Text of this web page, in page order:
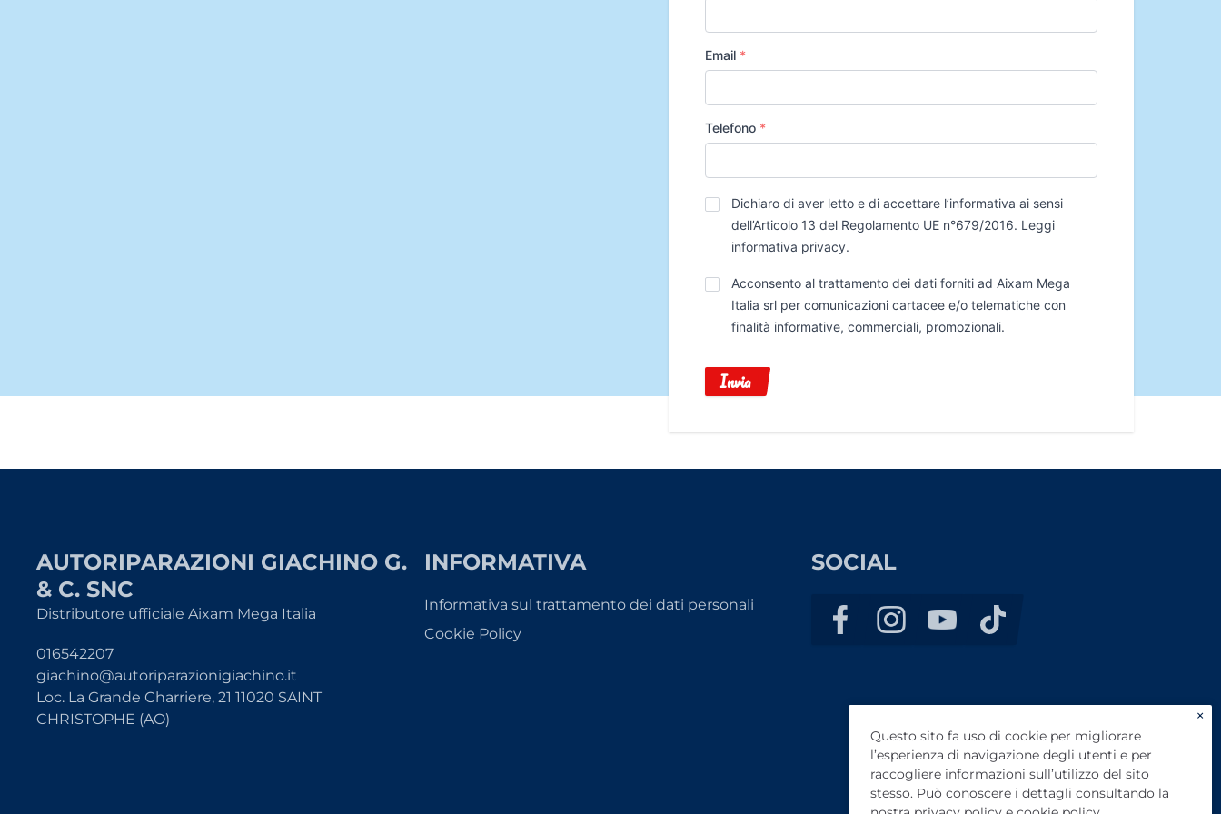
Email *
Telefono *
Privacy*
Dichiaro di aver letto e di accettare l’informativa ai sensi
dell’Articolo 13 del Regolamento UE n°679/2016. Leggi
informativa privacy.
Trattamento
Dati
Acconsento al trattamento dei dati forniti ad Aixam Mega
Italia srl per comunicazioni cartacee e/o telematiche con
finalità informative, commerciali, promozionali.
Invia
AUTORIPARAZIONI GIACHINO G.
& C. SNC
Distributore ufficiale Aixam Mega Italia
016542207
giachino@autoriparazionigiachino.it
Loc. La Grande Charriere, 21 11020 SAINT
CHRISTOPHE (AO)
INFORMATIVA
Informativa sul trattamento dei dati personali
Cookie Policy
SOCIAL
×
Questo sito fa uso di cookie per migliorare
l’esperienza di navigazione degli utenti e per
raccogliere informazioni sull’utilizzo del sito
stesso. Può conoscere i dettagli consultando la